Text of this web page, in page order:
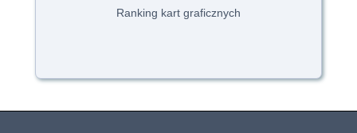
Ranking kart graficznych